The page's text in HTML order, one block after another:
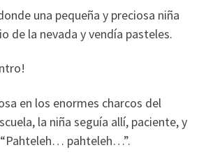
una pequeña y preciosa niña
de la nevada y vendía pasteles.
en los enormes charcos del
la niña seguía allí, paciente, y
pahteleh…”.